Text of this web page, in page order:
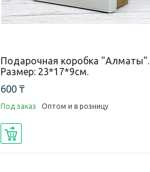
Подарочная коробка "Алматы".
Размер: 23*17*9см.
600 ₸
Под заказ Оптом и в розницу